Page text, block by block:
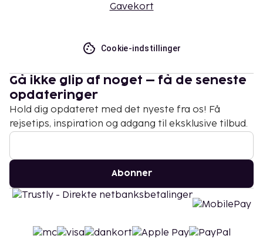
Gavekort
Cookie-indstillinger
Gå ikke glip af noget – få de seneste
opdateringer
Hold dig opdateret med det nyeste fra os! Få
rejsetips, inspiration og adgang til eksklusive tilbud.
Abonner